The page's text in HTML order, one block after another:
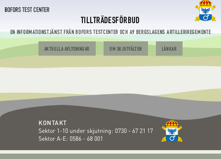
TILLTRÄDESFÖRBUD
EN INFORMATIONSTJÄNST FRÅN BOFORS TESTCENTER OCH A9 BERGSLAGENS ARTILLERIREGEMENTE
AKTUELLA AVLYSNINGAR OM SKJUTFÄLTEN LÄNKAR
KONTAKT
Sektor 1-10 under skjutning: 0730 - 67 21 17
Sektor A-E: 0586 - 68 001